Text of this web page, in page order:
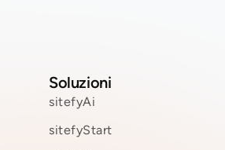
Soluzioni
sitefyAi
sitefyStart